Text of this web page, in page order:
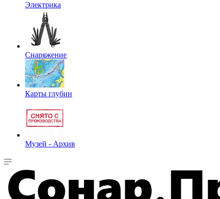
Электрика
Снаряжение
Карты глубин
Музей - Архив